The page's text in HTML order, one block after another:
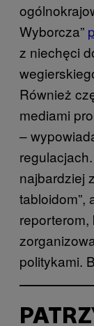
Wyborcza”
z niechęci
Również
mediami
–
najbardziej
tabloidom”,
politykami.